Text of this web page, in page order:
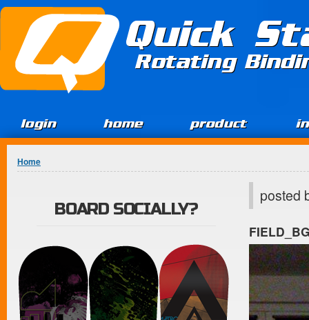
Jump to Content
Quick
Rotating
login home product
You are here
Home
posted
BOARD SOCIALLY?